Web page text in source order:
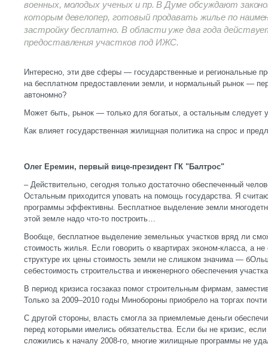
военных, молодых ученых и пр. В Думе обсуждают
которым девелопер, готовый продавать жилье по
застройку бесплатно. В области уже два года
предоставления участков под ИЖС.
Интересно, эти две сферы — государственные и региональные
на бесплатном предоставлении земли, и нормальный рынок —
автономно?
Может быть, рынок — только для богатых, а остальным следует
Как влияет государственная жилищная политика на спрос и
Олег Еремин, первый вице-президент ГК "Балтрос"
– Действительно, сегодня только достаточно обеспеченный
Остальным приходится уповать на помощь государства. Я
программы эффективны. Бесплатное выделение земли
этой земле надо что-то построить…
Вообще, бесплатное выделение земельных участков вряд ли
стоимость жилья. Если говорить о квартирах эконом-класса, а
структуре их цены стоимость земли не слишком значима —
себестоимость строительства и инженерного обеспечения
В период кризиса госзаказ помог строительным фирмам,
Только за 2009–2010 годы Минобороны приобрело на торгах
С другой стороны, власть смогла за приемлемые деньги
перед которыми имелись обязательства. Если бы не кризис,
сложились к началу 2008-го, многие жилищные программы не